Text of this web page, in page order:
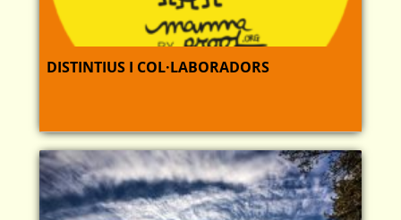
DISTINTIUS I COL·LABORADORS